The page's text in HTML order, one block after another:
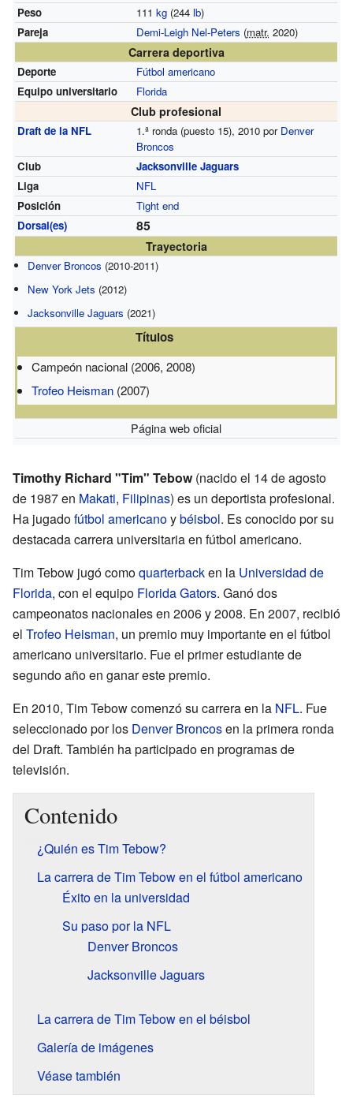
Peso
111 kg(244 lb)
Pareja
Demi-Leigh Nel-Peters (matr. 2020)
Carrera deportiva
Deporte
Fútbol americano
Equipo universitario
Florida
Club profesional
Draft de la NFL 1.ª ronda (puesto 15), 2010 por Denver
Broncos
Club
Jacksonville Jaguars
Liga
NFL
Posición
Tight end
Dorsal(es)
85
Trayectoria
Denver Broncos (2010-2011)
New York Jets (2012)
Jacksonville Jaguars (2021)
Títulos
Campeón nacional (2006, 2008)
Trofeo Heisman (2007)
Página web oficial
Timothy Richard "Tim" Tebow(nacido el 14 de agosto
de 1987 en Makati, Filipinas) es un deportista profesional.
Ha jugadofútbol americanoybéisbol. Es conocido por su
destacada carrera universitaria en fútbol americano.
Tim Tebow jugó comoquarterbacken la Universidad de
Florida, con el equipo Florida Gators. Ganó dos
campeonatos nacionales en 2006 y 2008. En 2007, recibió
el Trofeo Heisman, un premio muy importante en el fútbol
americano universitario. Fue el primer estudiante de
segundo año en ganar este premio.
En 2010, Tim Tebow comenzó su carrera en la NFL. Fue
seleccionado por los Denver Broncosen la primera ronda
del Draft. También ha participado en programas de
televisión.
Contenido
¿Quién es Tim Tebow?
La carrera de Tim Tebow en el fútbol americano
Éxito en la universidad
Su paso por la NFL
Denver Broncos
Jacksonville Jaguars
La carrera de Tim Tebow en el béisbol
Galería de imágenes
Véase también